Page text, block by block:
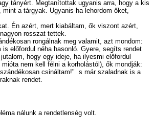
tányért. Megtanítottak ugyanis arra, hogy a kis
mint a tárgyak. Ugyanis ha lehordom őket,
Én azért, mert kiabáltam, ők viszont azért,
rosszat tettek.
rongálnak meg valamit, azt mondom:
is előfordul néha hasonló. Gyere, segíts rendet
hogy egy ideje, ha ilyesmi előfordul
nem kell félni a korholástól), ők mondják:
csináltam!" ­ s már szaladnak is a
rendet.
nálunk a rendetlenség volt.